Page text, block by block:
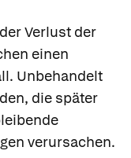
Verlust der
einen
Unbehandelt
die später
verursachen.